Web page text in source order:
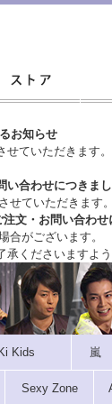
お知らせ
ていただきます。
合わせにつきまし
せていただきます。
文・ お問い合わせ
合がございます。
承くださいますよ
Kids 嵐
Sexy Zone